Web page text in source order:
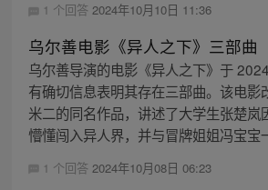
1 个回答 2024年10月10日 11:36
乌尔善电影《异人之下》三部曲
乌尔善导演的电影《异人之下》于
有确切信息表明其存在三部曲。该电影
米二的同名作品，讲述了大学生张楚岚
懵懂闯入异人界，并与冒牌姐姐冯宝宝
1 个回答 2024年10月08日 06:23